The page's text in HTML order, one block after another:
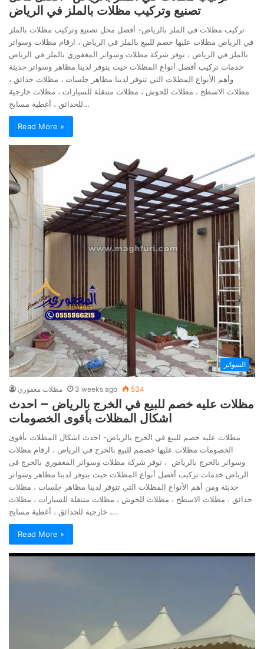
تصنيع وتركيب مظلات بالملز في الرياض
تركيب مظلات في الملز بالرياض- أفضل محل تصنيع وتركيب مظلات بالملز
في الرياض مظلات عليها خصم للبيع بالملز في الرياض ، ارقام مظلات وسواتر
بالملز في الرياض ، توفر شركة مظلات وسواتر المغفوري بالملز في الرياض
خدمات تركيب أفضل أنواع المظلات حيث يتوفر لدينا مظاهر وسواتر حديثة
وأهم الأنواع المظلات التي تتوفر لدينا مظاهر جلسات ، مظلات حدائق ،
مظلات الاسطح ، مظلات للحوش ، مظلات متنقلة للسيارات ، مظلات خارجية
للحدائق ، أغطية مسابح…
Read More »
السواتر
مظلات مغفوري 3 weeks ago 534
مظلات عليه خصم للبيع في الخرج بالرياض – احدث
اشكال المظلات بأقوى الخصومات
مظلات عليه خصم للبيع في الخرج بالرياض- احدث اشكال المظلات بأقوى
الخصومات مظلات عليها خصمم للبيع بالخرج في الرياض ، ارقام مظلات
وسواتر بالخرج بالرياض ، توفر شركة مظلات وسواتر المغفوري بالخرج في
الرياض خدمات تركيب أفضل أنواع المظلات حيث يتوفر لدينا مظاهر وسواتر
حديثة ومن أهم الأنواع المظلات التي تتوفر لدينا مظاهر جلسات ، مظلات
حدائق ، مظلات الاسطح ، مظلات للحوش ، مظلات متنقلة للسيارات ، مظلات
خارجية للحدائق ، أغطية مسابح ،…
Read More »